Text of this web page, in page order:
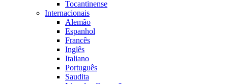
Tocantinense
Internacionais
Alemão
Espanhol
Francês
Inglês
Italiano
Português
Saudita